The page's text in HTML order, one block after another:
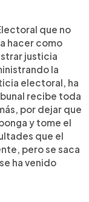
que no
hacer como
justicia
la
electoral, ha
recibe toda
por dejar que
y tome el
que el
pero se saca
ha venido